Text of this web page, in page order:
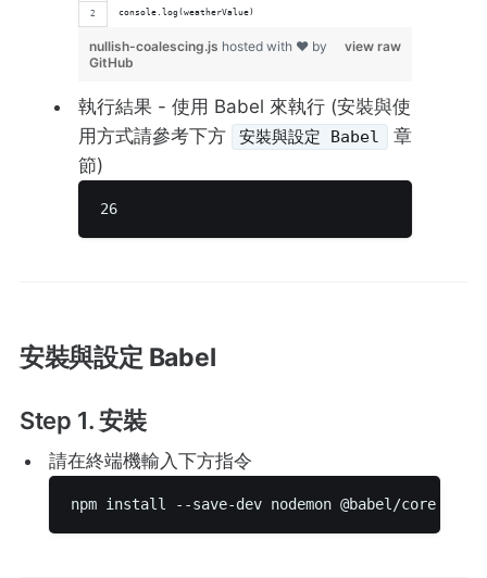
console.log(weatherValue)
view raw
nullish-coalescing.js hosted with ❤ by
GitHub
執行結果 - 使用 Babel 來執行 (安裝與使
用方式請參考下方
安裝與設定 Babel
章
節)
26
安裝與設定 Babel
Step 1. 安裝
請在終端機輸入下方指令
npm install --save-dev nodemon @babel/core